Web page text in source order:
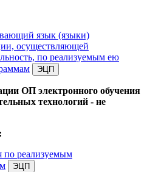
язык (языки)
осуществляющей
по реализуемым ею
ОП электронного обучения
технологий - не
по реализуемым